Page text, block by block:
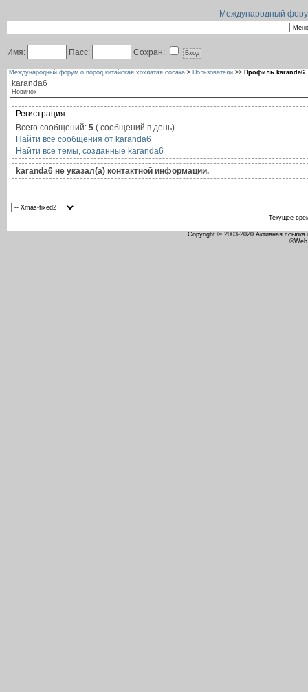
Международный
Имя: Пасс: Сохран:
Международный форум о пород китайская хохлатая собака > Пользователи >> Профиль karanda6
karanda6
Новичок
Регистрация:
Всего сообщений: 5 ( сообщений в день)
Найти все сообщения от karanda6
Найти все темы, созданные karanda6
karanda6 не указал(а) контактной информации.
Текущее
Copyright © 2003-2020 Активная ссылка